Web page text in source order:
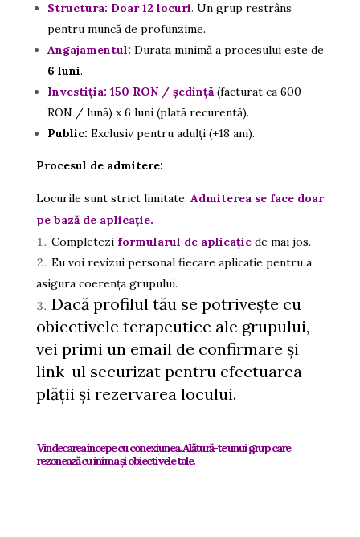
Structura: Doar 12 locuri. Un grup restrâns
pentru muncă de profunzime.
Angajamentul: Durata minimă a procesului este de
6 luni.
Investiția: 150 RON / ședință(facturat ca 600
RON / lună) x 6 luni (plată recurentă).
Public: Exclusiv pentru adulți (+18 ani).
Procesul de admitere:
Locurile sunt strict limitate. Admiterea se face doar
pe bază de aplicație.
Completezi formularul de aplicație de mai jos.
Eu voi revizui personal fiecare aplicație pentru a
asigura coerența grupului.
Dacă profilul tău se potrivește cu
obiectivele terapeutice ale grupului,
vei primi un email de confirmare și
link-ul securizat pentru efectuarea
plății și rezervarea locului.
Vindecarea începe cu conexiunea. Alătură-te unui grup care
rezonează cu inima și obiectivele tale.